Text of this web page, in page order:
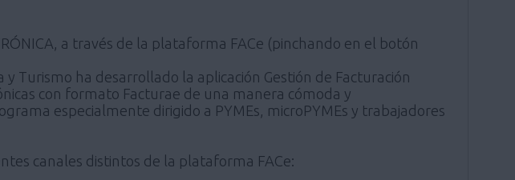
a través de la plataforma FACe (pinchando en el botón
Turismo ha desarrollado la aplicación Gestión de Facturación
con formato Facturae de una manera cómoda y
especialmente dirigido a PYMEs, microPYMEs y trabajadores
canales distintos de la plataforma FACe: